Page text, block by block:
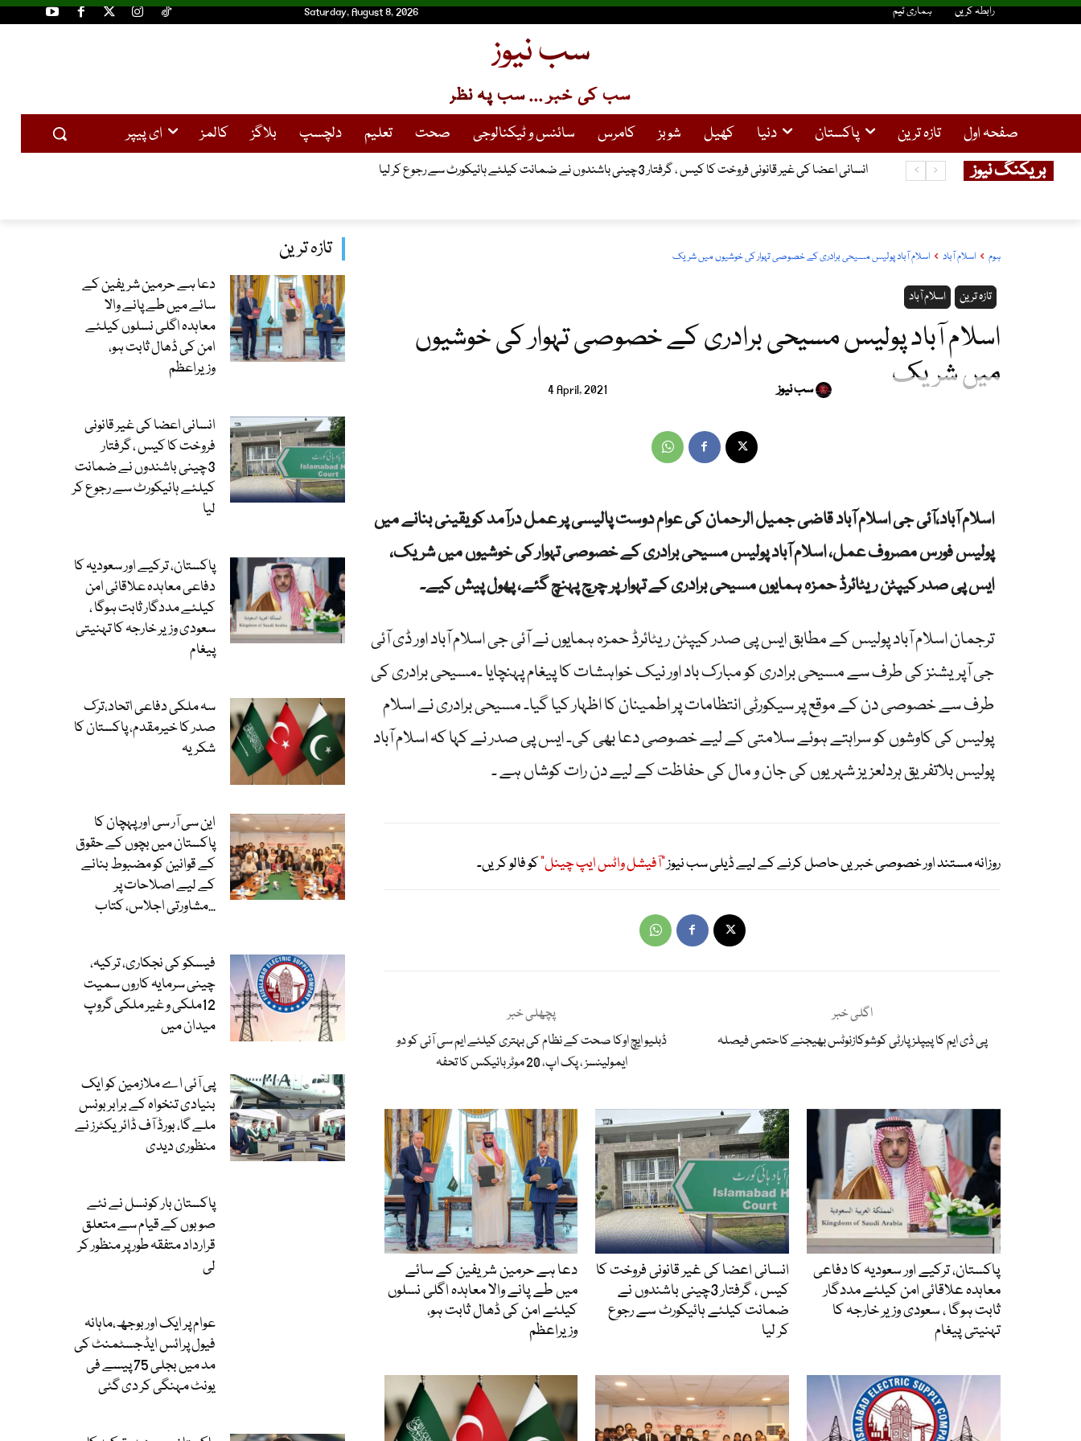
Saturday, August 8, 2026 رابطہ کریں ہماری ٹیم
سب نیوز
سب کی خبر ... سب پہ نظر
صفحہ اول تازہ ترین پاکستان دنیا کھیل شوبز کامرس سائنس و ٹیکنالوجی صحت تعلیم دلچسپ بلاگز کالمز ای پیپر
بریکنگ نیوز انسانی اعضا کی غیر قانونی فروخت کا کیس ، گرفتار 3چینی باشندوں نے ضمانت کیلئے ہائیکورٹ سے رجوع کر لیا
تازہ ترین
دعا ہے حرمین شریفین کے
سائے میں طے پانے والا
معاہدہ اگلی نسلوں کیلئے
امن کی ڈھال ثابت ہو،
وزیراعظم
انسانی اعضا کی غیر قانونی
فروخت کا کیس ، گرفتار
3چینی باشندوں نے ضمانت
کیلئے ہائیکورٹ سے رجوع کر
لیا
پاکستان، ترکیے اور سعودیہ کا
دفاعی معاہدہ علاقائی امن
کیلئے مددگار ثابت ہوگا ،
سعودی وزیر خارجہ کا تہنیتی
پیغام
سہ ملکی دفاعی اتحاد،ترک
صدر کا خیرمقدم، پاکستان کا
شکریہ
این سی آر سی اور پہچان کا
پاکستان میں بچوں کے حقوق
کے قوانین کو مضبوط بنانے
کے لیے اصلاحات پر
مشاورتی اجلاس، کتاب...
فیسکو کی نجکاری، ترکیہ،
چینی سرمایہ کاروں سمیت
12ملکی و غیر ملکی گروپ
میدان میں
پی آئی اے ملازمین کو ایک
بنیادی تنخواہ کے برابر بونس
ملے گا، بورڈ آف ڈائریکٹرز نے
منظوری دیدی
پاکستان بار کونسل نے نئے
صوبوں کے قیام سے متعلق
قرارداد متفقہ طور پر منظور کر
لی
عوام پر ایک اور بوجھ،ماہانہ
فیول پرائس ایڈجسٹمنٹ کی
مد میں بجلی 75 پیسے فی
یونٹ مہنگی کر دی گئی
ہوم اسلام آباد اسلام آباد پولیس مسیحی برادری کے خصوصی تہوار کی خوشیوں میں شریک
اسلام آباد تازہ ترین
اسلام آباد پولیس مسیحی برادری کے خصوصی تہوار کی خوشیوں
میں شریک
4 April, 2021 سب نیوز
اسلام آباد،آئی جی اسلام آباد قاضی جمیل الرحمان کی عوام دوست پالیسی پر عمل درآمد کو یقینی بنانے میں
پولیس فورس مصروف عمل، اسلام آباد پولیس مسیحی برادری کے خصوصی تہوار کی خوشیوں میں شریک،
ایس پی صدر کیپٹن ریٹائرڈ حمزہ ہمایوں مسیحی برادری کے تہوار پر چرچ پہنچ گئے، پھول پیش کیے۔
ترجمان اسلام آباد پولیس کے مطابق ایس پی صدر کیپٹن ریٹائرڈ حمزہ ہمایوں نے آئی جی اسلام آباد اور ڈی آئی
جی آپریشنز کی طرف سے مسیحی برادری کو مبارک باد اور نیک خواہشات کا پیغام پہنچایا ۔مسیحی برادری کی
طرف سے خصوصی دن کے موقع پر سیکورٹی انتظامات پر اطمینان کا اظہار کیا گیا۔ مسیحی برادری نے اسلام
پولیس کی کاوشوں کو سراہتے ہوئے سلامتی کے لیے خصوصی دعا بھی کی۔ ایس پی صدر نے کہا کہ اسلام آباد
پولیس بلاتفریق ہردلعزیز شہریوں کی جان و مال کی حفاظت کے لیے دن رات کوشاں ہے ۔
روزانہ مستند اور خصوصی خبریں حاصل کرنے کے لیے ڈیلی سب نیوز"آفیشل واٹس ایپ چینل"کو فالو کریں۔
پچھلی خبر
ڈبلیو ایچ اوکا صحت کے نظام کی بہتری کیلئے ایم سی آئی کو دو
ایمولینسز ، پک اپ، 20 موٹربائیکس کا تحفہ
اگلی خبر
پی ڈی ایم کا پیپلز پارٹی کوشوکازنوٹس بھیجنے کاحتمی فیصلہ
دعا ہے حرمین شریفین کے سائے
میں طے پانے والا معاہدہ اگلی نسلوں
کیلئے امن کی ڈھال ثابت ہو،
وزیراعظم
انسانی اعضا کی غیر قانونی فروخت کا
کیس ، گرفتار 3چینی باشندوں نے
ضمانت کیلئے ہائیکورٹ سے رجوع
کر لیا
پاکستان، ترکیے اور سعودیہ کا دفاعی
معاہدہ علاقائی امن کیلئے مددگار
ثابت ہوگا ، سعودی وزیر خارجہ کا
تہنیتی پیغام